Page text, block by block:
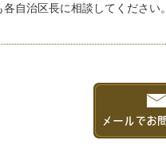
自治区長に相談してください。